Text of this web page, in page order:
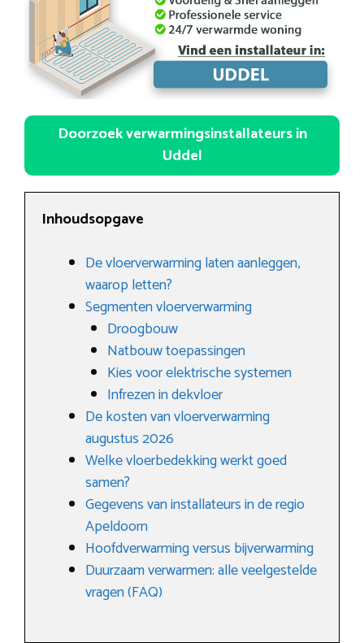
Doorzoek verwarmingsinstallateurs in
Uddel
Inhoudsopgave
De vloerverwarming laten aanleggen,
waarop letten?
Segmenten vloerverwarming
Droogbouw
Natbouw toepassingen
Kies voor elektrische systemen
Infrezen in dekvloer
De kosten van vloerverwarming
augustus 2026
Welke vloerbedekking werkt goed
samen?
Gegevens van installateurs in de regio
Apeldoorn
Hoofdverwarming versus bijverwarming
Duurzaam verwarmen: alle veelgestelde
vragen (FAQ)